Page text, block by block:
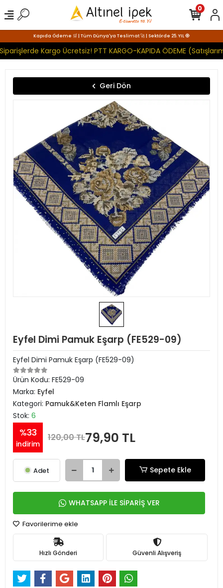
Kapıda Ödeme 🛒 | Tüm Dünya'ya Teslimat 🚀 | Sektörde 25. YIL 🧿
Kargo Ücretsiz! PTT KARGO-KAPIDA ÖDEME
0
Geri Dön
Eyfel Dimi Pamuk Eşarp (FE529-09)
Eyfel Dimi Pamuk Eşarp (FE529-09)
Ürün Kodu: FE529-09
Marka: Eyfel
Kategori: Pamuk&Keten Flamlı Eşarp
Stok: 6
%33
indirim
120,00 TL79,90 TL
Adet Sepete Ekle
WHATSAPP İLE SİPARİŞ VER
Favorilerime ekle
Hızlı Gönderi Güvenli Alışveriş